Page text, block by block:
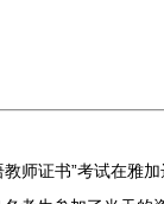
证书”考试在雅加